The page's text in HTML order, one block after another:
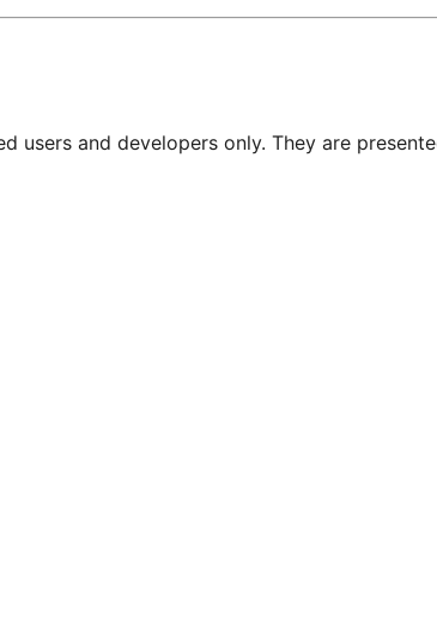
users and developers only. They are